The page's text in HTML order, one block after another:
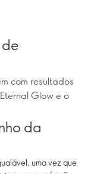
com resultados
Glow e o
da
uma vez que